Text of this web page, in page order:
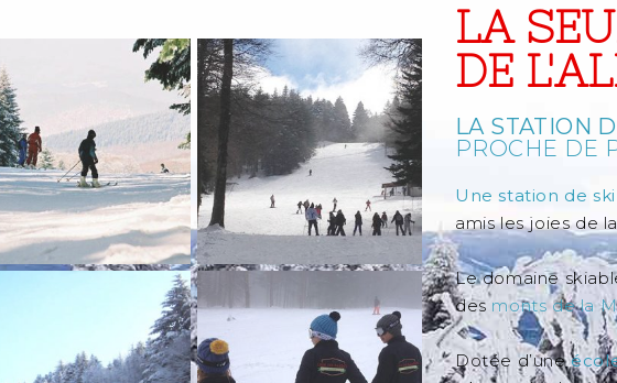
LA
DE
LA STATION
PROCHE DE
Une station de ski
amis les joies de
Le domaine
des monts de la
Dotée d’une